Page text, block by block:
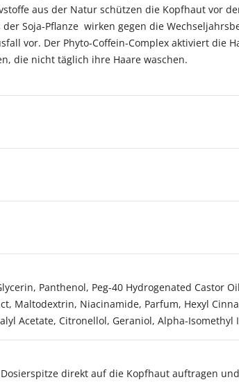
aus der Natur schützen die Kopfhaut vor
Soja-Pflanze wirken gegen die
vor. Der Phyto-Coffein-Complex aktiviert
die nicht täglich ihre Haare waschen.
Panthenol, Peg-40 Hydrogenated Castor
Maltodextrin, Niacinamide, Parfum, Hexyl
Acetate, Citronellol, Geraniol, Alpha-Isomethyl
direkt auf die Kopfhaut auftragen